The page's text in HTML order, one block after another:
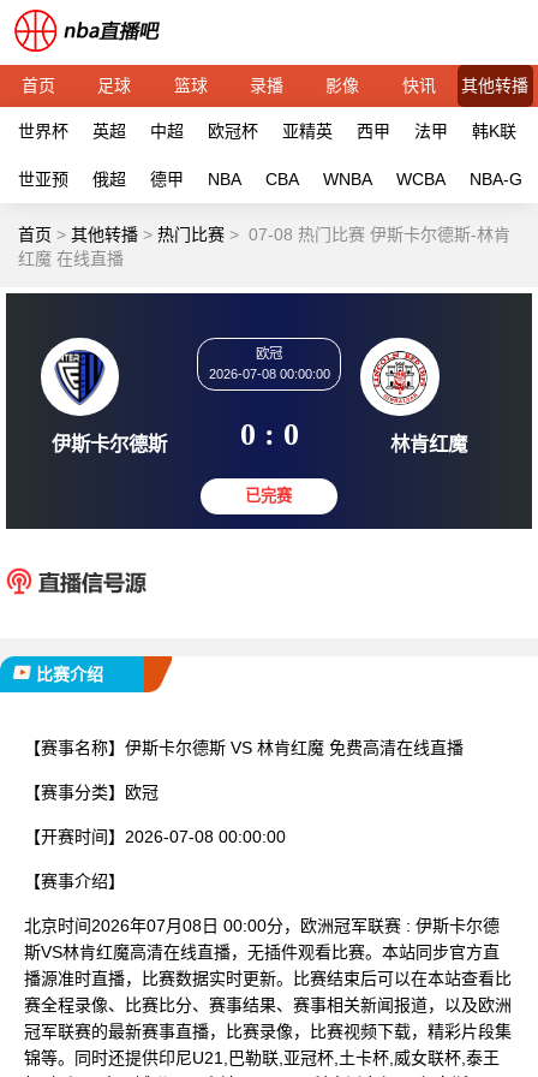
首页 足球 篮球 录播 影像 快讯 其他转播
世界杯 英超 中超 欧冠杯 亚精英 西甲 法甲 韩K联
世亚预 俄超 德甲 NBA CBA WNBA WCBA NBA-G
首页 > 其他转播 > 热门比赛 > 07-08 热门比赛 伊斯卡尔德斯-林肯
红魔 在线直播
2026-07-08 00:00:00
0 : 0
比赛介绍
【赛事名称】 伊斯卡尔德斯 VS 林肯红魔 免费高清在线直播
【赛事分类】 欧冠
【开赛时间】 2026-07-08 00:00:00
【赛事介绍】
北京时间2026年07月08日 00:00分，欧洲冠军联赛 : 伊斯卡尔德
斯VS林肯红魔高清在线直播，无插件观看比赛。本站同步官方直
播源准时直播，比赛数据实时更新。比赛结束后可以在本站查看比
赛全程录像、比赛比分、赛事结果、赛事相关新闻报道，以及欧洲
冠军联赛的最新赛事直播，比赛录像，比赛视频下载，精彩片段集
锦等。同时还提供印尼U21,巴勒联,亚冠杯,土卡杯,威女联杯,泰王